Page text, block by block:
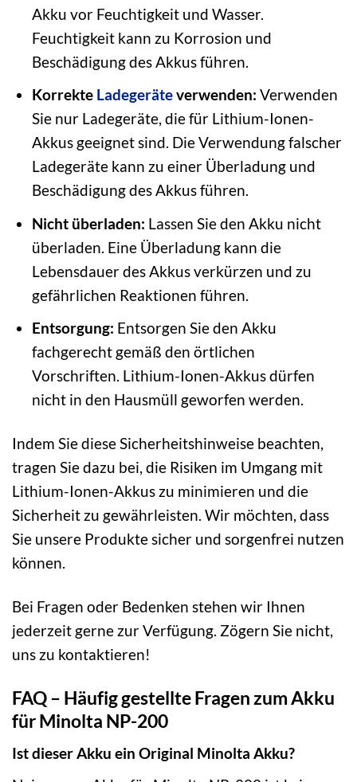
Akku vor Feuchtigkeit und Wasser.
Feuchtigkeit kann zu Korrosion und
Beschädigung des Akkus führen.
Korrekte Ladegeräteverwenden: Verwenden
Sie nur Ladegeräte, die für Lithium-Ionen-
Akkus geeignet sind. Die Verwendung falscher
Ladegeräte kann zu einer Überladung und
Beschädigung des Akkus führen.
Nicht überladen: Lassen Sie den Akku nicht
überladen. Eine Überladung kann die
Lebensdauer des Akkus verkürzen und zu
gefährlichen Reaktionen führen.
Entsorgung: Entsorgen Sie den Akku
fachgerecht gemäß den örtlichen
Vorschriften. Lithium-Ionen-Akkus dürfen
nicht in den Hausmüll geworfen werden.
Indem Sie diese Sicherheitshinweise beachten,
tragen Sie dazu bei, die Risiken im Umgang mit
Lithium-Ionen-Akkus zu minimieren und die
Sicherheit zu gewährleisten. Wir möchten, dass
Sie unsere Produkte sicher und sorgenfrei nutzen
können.
Bei Fragen oder Bedenken stehen wir Ihnen
jederzeit gerne zur Verfügung. Zögern Sie nicht,
uns zu kontaktieren!
FAQ – Häufig gestellte Fragen zum Akku
für Minolta NP-200
Ist dieser Akku ein Original Minolta Akku?